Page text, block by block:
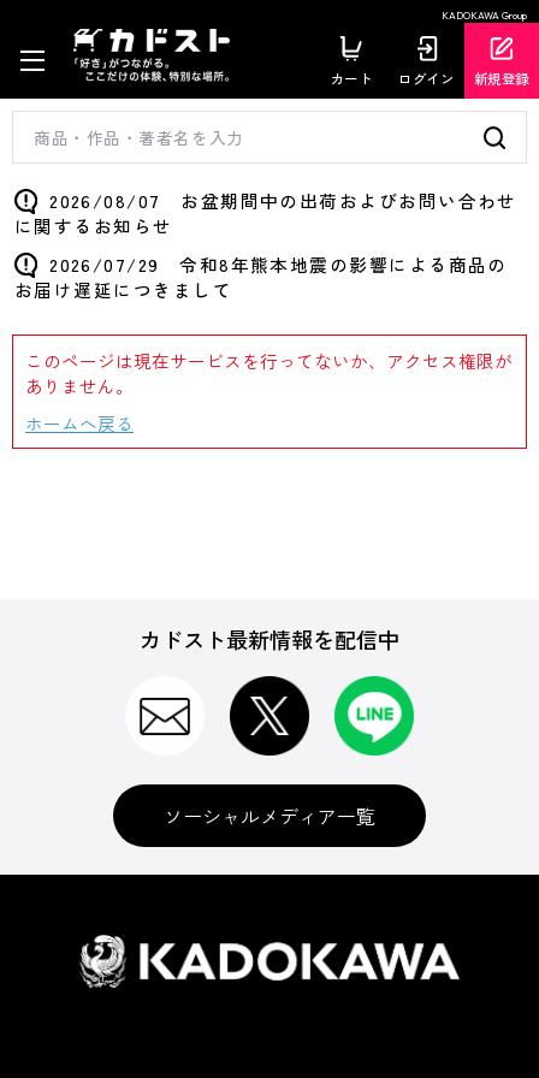
KADOKAWA Group
カート ログイン 新規登録
2026/08/07 お盆期間中の出荷およびお問い合わせ
に関するお知らせ
2026/07/29 令和8年熊本地震の影響による商品の
お届け遅延につきまして
このページは現在サービスを行ってないか、アクセス権限が
ありません。
ホームへ戻る
カドスト最新情報を配信中
ソーシャルメディア一覧